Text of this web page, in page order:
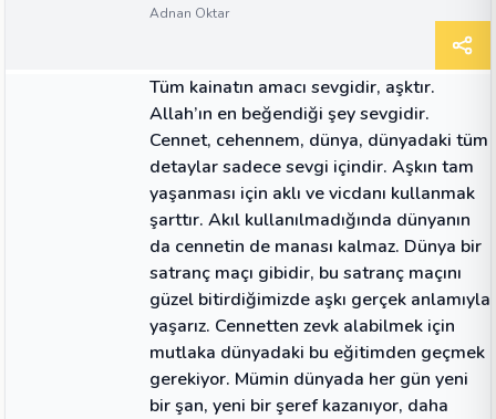
Adnan Oktar
Tüm kainatın amacı sevgidir, aşktır.
Allah’ın en beğendiği şey sevgidir.
Cennet, cehennem, dünya, dünyadaki tüm
detaylar sadece sevgi içindir. Aşkın tam
yaşanması için aklı ve vicdanı kullanmak
şarttır. Akıl kullanılmadığında dünyanın
da cennetin de manası kalmaz. Dünya bir
satranç maçı gibidir, bu satranç maçını
güzel bitirdiğimizde aşkı gerçek anlamıyla
yaşarız. Cennetten zevk alabilmek için
mutlaka dünyadaki bu eğitimden geçmek
gerekiyor. Mümin dünyada her gün yeni
bir şan, yeni bir şeref kazanıyor, daha